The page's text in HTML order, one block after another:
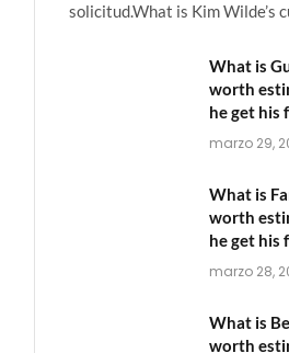
solicitud.What is Kim Wilde’s
What is
worth
he get his
marzo 29,
What is
worth
he get his
marzo 28,
What is
worth